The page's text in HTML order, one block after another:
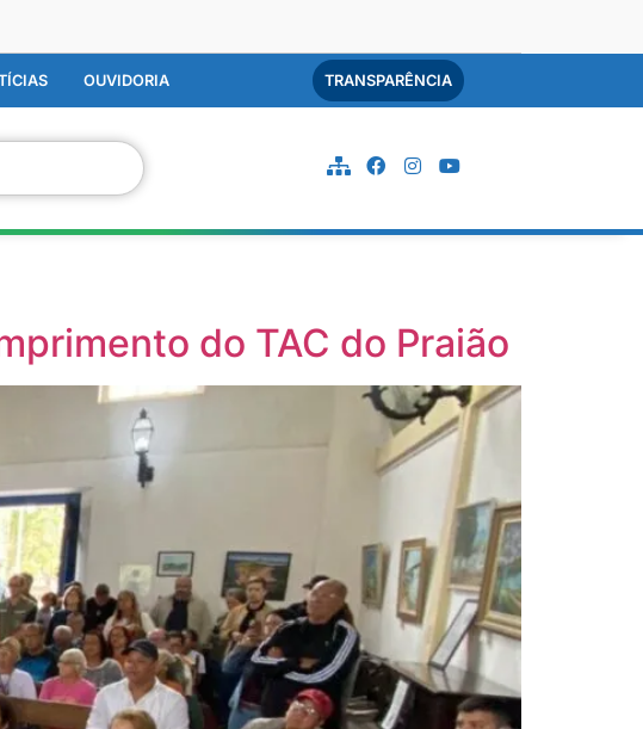
OUVIDORIA TRANSPARÊNCIA
do TAC do Praião